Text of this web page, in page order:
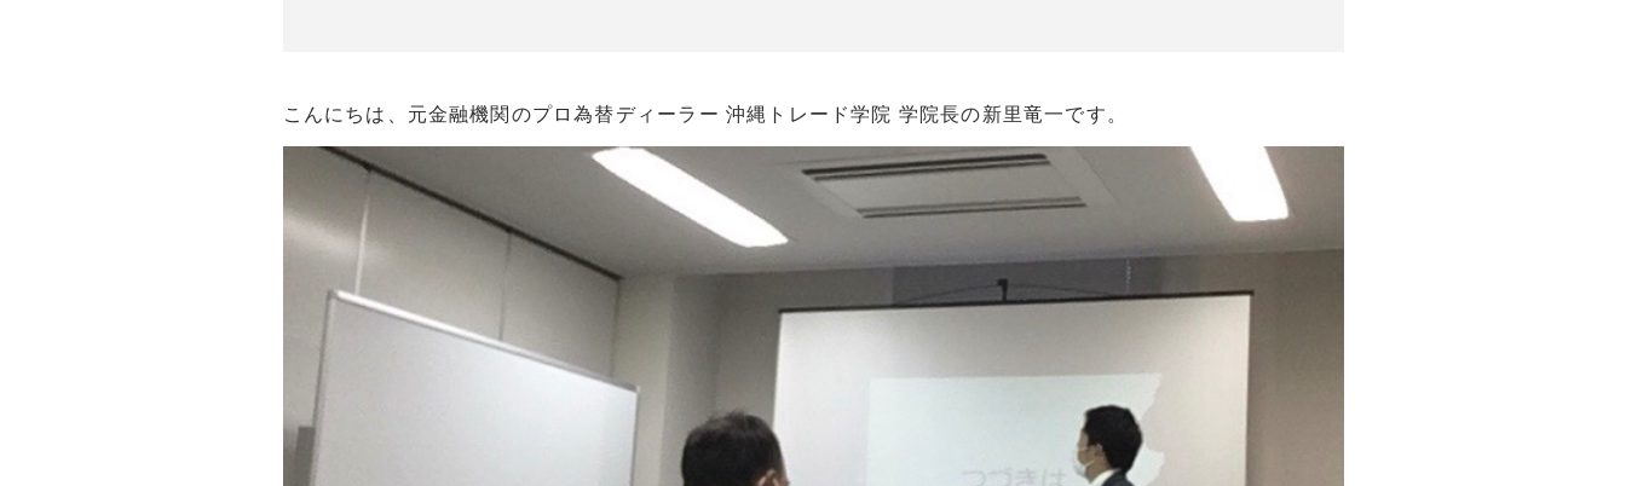
こんにちは、元金融機関のプロ為替ディーラー 沖縄トレード学院 学院長の新里竜一です。